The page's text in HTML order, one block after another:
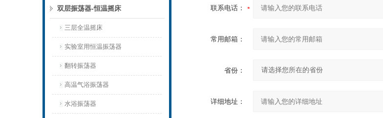
双层振荡器-恒温摇床
三层全温摇床
实验室用恒温振荡器
翻转振荡器
高温气浴振荡器
水浴振荡器
联系电话：
常用邮箱：
省份：
详细地址：